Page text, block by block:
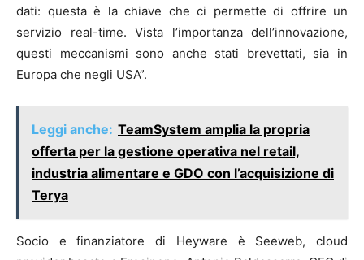
dati: questa è la chiave che ci permette di offrire un
servizio real-time. Vista l’importanza dell’innovazione,
questi meccanismi sono anche stati brevettati, sia in
Europa che negli USA”.
Leggi anche: TeamSystem amplia la propria
offerta per la gestione operativa nel retail,
industria alimentare e GDO con l’acquisizione di
Terya
Socio e finanziatore di Heyware è Seeweb, cloud